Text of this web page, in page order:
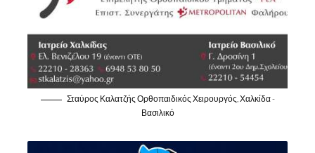
Σταύρος Καλατζής Ορθοπαιδικός Χειρουργός, Χαλκίδα -
Βασιλικό